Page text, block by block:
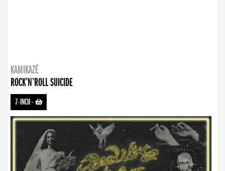
KAMIKAZÉ
ROCK’N’ROLL SUICIDE
7-INCH-